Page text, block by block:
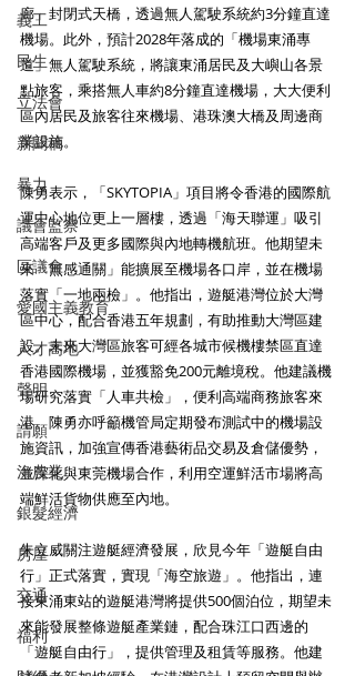
義工
民生
立法會
新聞稿
暴力
議會監察
區議會
愛國主義教育
人才高地
聲明
請願
漁農業
銀髮經濟
房屋
交通
福利
廊」封閉式天橋，透過無人駕駛系統約3分鐘直達
機場。此外，預計2028年落成的「機場東涌專
道」無人駕駛系統，將讓東涌居民及大嶼山各景
點旅客，乘搭無人車約8分鐘直達機場，大大便利
區內居民及旅客往來機場、港珠澳大橋及周邊商
業設施。
陳勇表示，「SKYTOPIA」項目將令香港的國際航
運中心地位更上一層樓，透過「海天聯運」吸引
高端客戶及更多國際與內地轉機航班。他期望未
來「無感通關」能擴展至機場各口岸，並在機場
落實「一地兩檢」。他指出，遊艇港灣位於大灣
區中心，配合香港五年規劃，有助推動大灣區建
設。未來大灣區旅客可經各城市候機樓禁區直達
香港國際機場，並獲豁免200元離境稅。他建議機
場研究落實「人車共檢」，便利高端商務旅客來
港。陳勇亦呼籲機管局定期發布測試中的機場設
施資訊，加強宣傳香港藝術品交易及倉儲優勢，
並深化與東莞機場合作，利用空運鮮活市場將高
端鮮活貨物供應至內地。
朱立威關注遊艇經濟發展，欣見今年「遊艇自由
行」正式落實，實現「海空旅遊」。他指出，連
接東涌東站的遊艇港灣將提供500個泊位，期望未
來能發展整條遊艇產業鏈，配合珠江口西邊的
「遊艇自由行」，提供管理及租賃等服務。他建